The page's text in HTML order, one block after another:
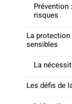
Prévention
risques
La
sensibles
La
Les défis de